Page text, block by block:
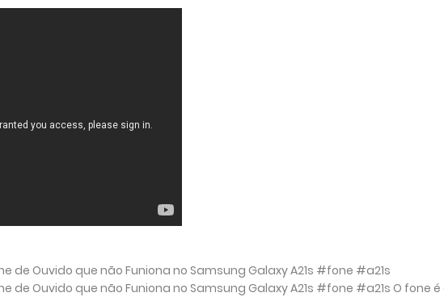
de Ouvido que não Funiona no Samsung Galaxy A21s #fone #a21s
de Ouvido que não Funiona no Samsung Galaxy A21s #fone #a21s O fone